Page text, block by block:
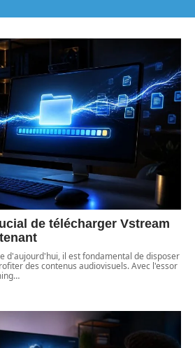
de télécharger Vstream
d'aujourd'hui, il est fondamental de disposer
des contenus audiovisuels. Avec l'essor
…